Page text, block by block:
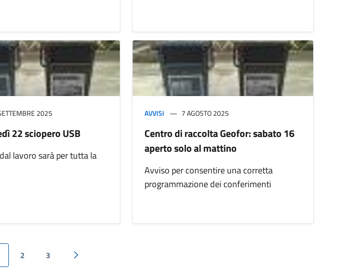
2025
22 sciopero USB
lavoro sarà per tutta la
AVVISI 7 AGOSTO 2025
Centro di raccolta Geofor: sabato 16
aperto solo al mattino
Avviso per consentire una corretta
programmazione dei conferimenti
2 3
Pagina successiva